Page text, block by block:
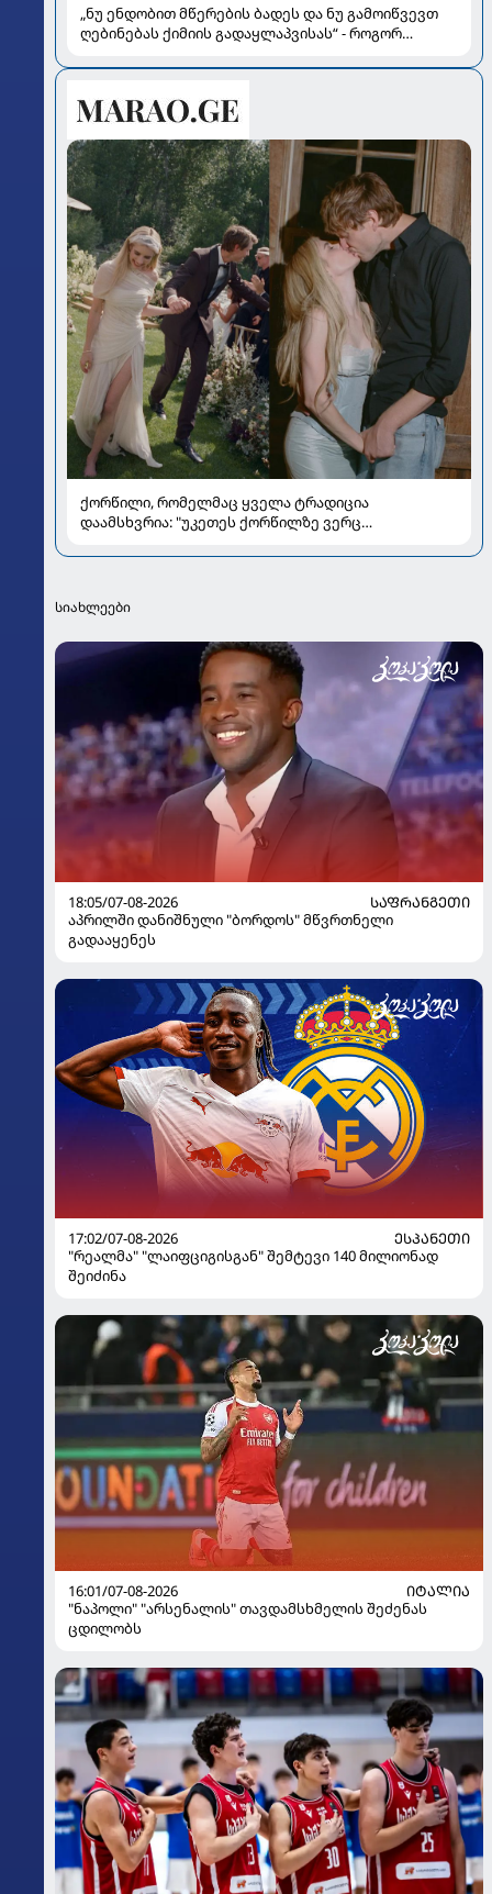
„ნუ ენდობით მწერების ბადეს და ნუ გამოიწვევთ
ღებინებას ქიმიის გადაყლაპვისას“ - როგორ
სალომე ახვლედიანის რჩევები
ქორწილი, რომელმაც ყველა ტრადიცია
დაამსხვრია: "უკეთეს ქორწილზე ვერც
სიახლეები
18:05/07-08-2026
ᲡᲐᲤᲠᲐᲜᲒᲔᲗᲘ
აპრილში დანიშნული "ბორდოს" მწვრთნელი
გადააყენეს
17:02/07-08-2026
ᲔᲡᲞᲐᲜᲔᲗᲘ
"რეალმა" "ლაიფციგისგან" შემტევი 140 მილიონად
შეიძინა
16:01/07-08-2026
ᲘᲢᲐᲚᲘᲐ
"ნაპოლი" "არსენალის" თავდამსხმელის შეძენას
ცდილობს